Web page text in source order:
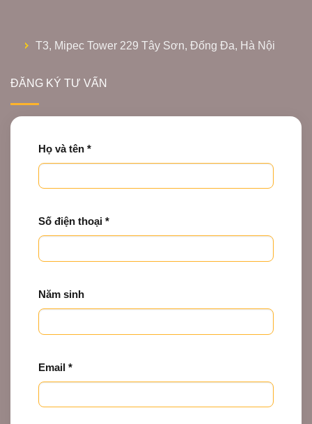
T3, Mipec Tower 229 Tây Sơn, Đống Đa, Hà Nội
ĐĂNG KÝ TƯ VẤN
Họ và tên *
Số điện thoại *
Năm sinh
Email *